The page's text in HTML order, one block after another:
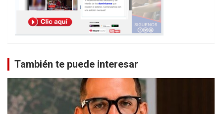
También te puede interesar